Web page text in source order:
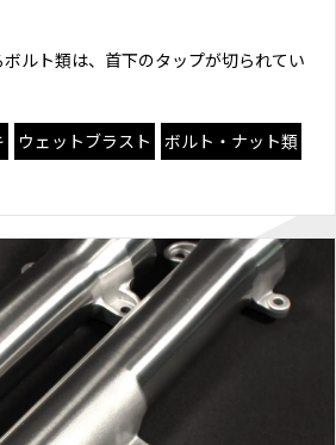
ルト類は、首下のタップが切られてい
ウェットブラスト
ボルト・ナット類